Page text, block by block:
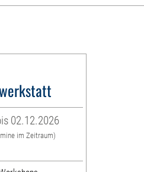
02.12.2026
im Zeitraum)